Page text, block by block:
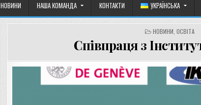
НОВИНИ НАША КОМАНДА КОНТАКТИ УКРАЇНСЬКА
POSTED
IN
НОВИНИ ОСВІТА
Співпраця з